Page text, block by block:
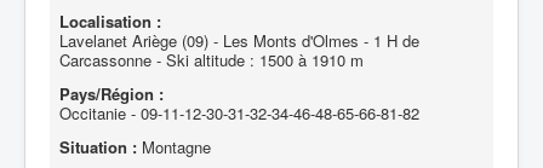
Localisation :
Lavelanet Ariège (09) - Les Monts d'Olmes - 1 H de
Carcassonne - Ski altitude : 1500 à 1910 m
Pays/Région :
Occitanie - 09-11-12-30-31-32-34-46-48-65-66-81-82
Situation : Montagne